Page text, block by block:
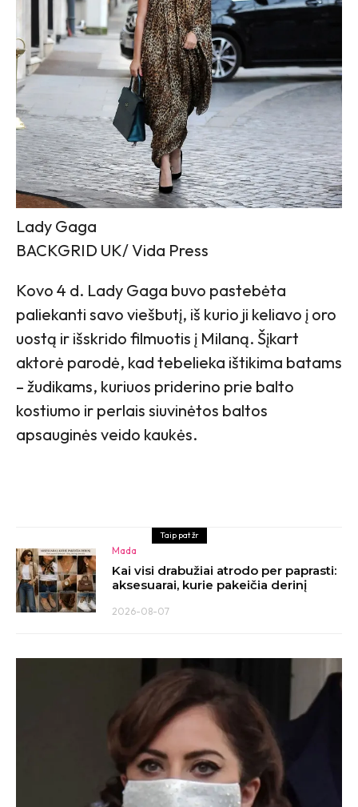
Lady Gaga
BACKGRID UK/ Vida Press
Kovo 4 d. Lady Gaga buvo pastebėta
paliekanti savo viešbutį, iš kurio ji keliavo į oro
uostą ir išskrido filmuotis į Milaną. Šįkart
aktorė parodė, kad tebelieka ištikima batams
– žudikams, kuriuos priderino prie balto
kostiumo ir perlais siuvinėtos baltos
apsauginės veido kaukės.
Taip pat žr
Mada
Kai visi drabužiai atrodo per paprasti:
aksesuarai, kurie pakeičia derinį
2026-08-07